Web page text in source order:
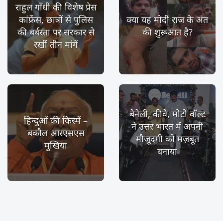
राहुल गाँधी की विशेष प्रेस
कांफ्रेंस, छात्रों से पुलिस
की बर्बरता पर सरकार से
रखीं तीन मांगें
क्या यह मोदी राज के अंत
की शुरूआत है?
हिन्दुओं की किस्में –
बकौल आरएसएस
मुखिया
बेनेली, कीवे, मोटो वॉल्ट
ने उत्तर भारत में अपनी
मौजूदगी को मज़बूत
बनाया